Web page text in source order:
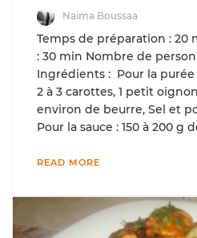
Naima Boussaa
Temps de préparation : 20
: 30 min Nombre de
Ingrédients : Pour la
2 à 3 carottes, 1 petit
environ de beurre, Sel et
Pour la sauce : 150 à 200 g
READ MORE